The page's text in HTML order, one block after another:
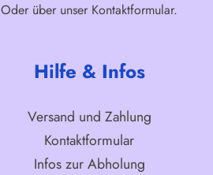
Oder über unser Kontaktformular.
Hilfe & Infos
Versand und Zahlung
Kontaktformular
Infos zur Abholung